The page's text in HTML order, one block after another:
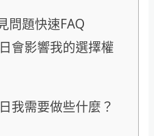
問題快速FAQ
會影響我的選擇權
我需要做些什麼？